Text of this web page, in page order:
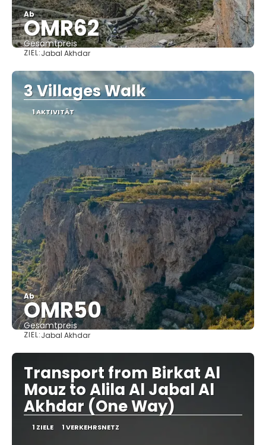
Ab
OMR62
Gesamtpreis
ZIEL:Jabal Akhdar
3 Villages Walk
1 AKTIVITÄT
Ab
OMR50
Gesamtpreis
ZIEL:Jabal Akhdar
Transport from Birkat Al
Mouz to Alila Al Jabal Al
Akhdar (One Way)
1 ZIELE 1 VERKEHRSNETZ